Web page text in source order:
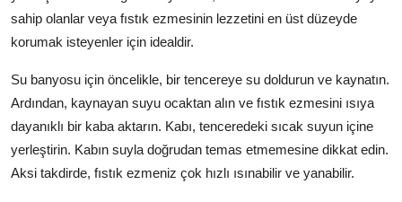
sahip olanlar veya fıstık ezmesinin lezzetini en üst düzeyde
korumak isteyenler için idealdir.
Su banyosu için öncelikle, bir tencereye su doldurun ve kaynatın.
Ardından, kaynayan suyu ocaktan alın ve fıstık ezmesini ısıya
dayanıklı bir kaba aktarın. Kabı, tenceredeki sıcak suyun içine
yerleştirin. Kabın suyla doğrudan temas etmemesine dikkat edin.
Aksi takdirde, fıstık ezmeniz çok hızlı ısınabilir ve yanabilir.